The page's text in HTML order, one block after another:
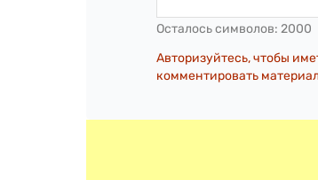
Осталось символов: 2000
Авторизуйтесь, чтобы
комментировать